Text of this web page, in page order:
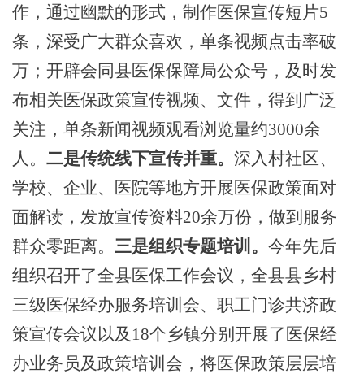
作，通过幽默的形式，制作医保宣传短片5
条，深受广大群众喜欢，单条视频点击率破
万；开辟会同县医保保障局公众号，及时发
布相关医保政策宣传视频、文件，得到广泛
关注，单条新闻视频观看浏览量约3000余
人。 二是传统线下宣传并重。 深入村社区、
学校、企业、医院等地方开展医保政策面对
面解读，发放宣传资料20余万份，做到服务
群众零距离。 三是组织专题培训。 今年先后
组织召开了全县医保工作会议，全县县乡村
三级医保经办服务培训会、职工门诊共济政
策宣传会议以及 18个乡镇分别开展了医保经
办业务员及政策培训会，将医保政策层层培